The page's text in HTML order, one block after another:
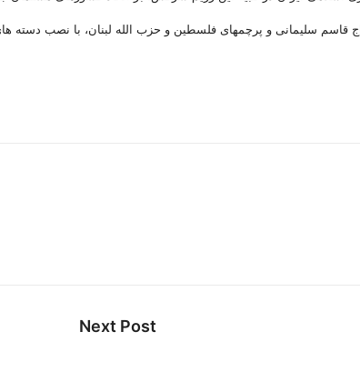
قاسم سلیمانی و پرچمهای فلسطین و حزب الله لبنان، با نصب
Next Post